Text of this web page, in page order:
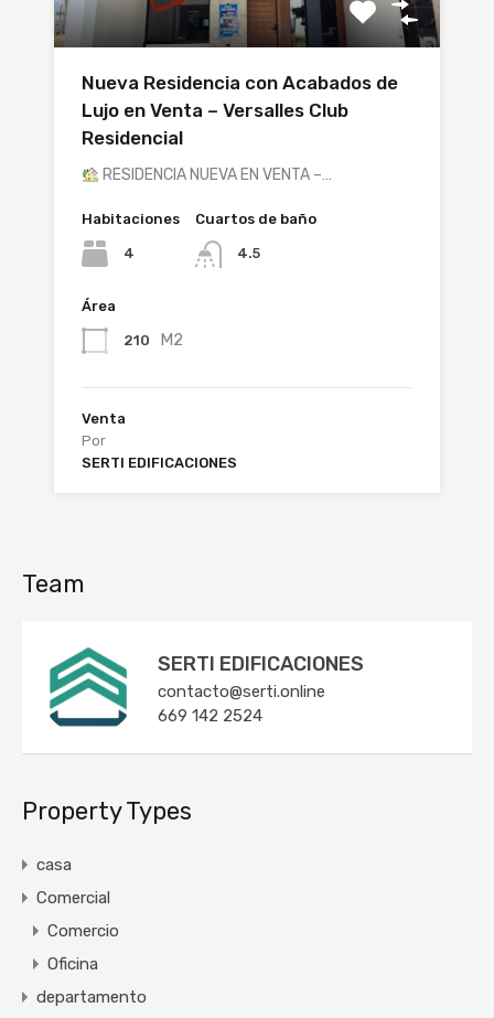
Nueva Residencia con Acabados de
Lujo en Venta – Versalles Club
Residencial
RESIDENCIA NUEVA EN VENTA –…
Habitaciones
4
Cuartos de baño
4.5
Área
210 M2
Venta
Por
SERTI EDIFICACIONES
Team
SERTI EDIFICACIONES
contacto@serti.online
669 142 2524
Property Types
casa
Comercial
Comercio
Oficina
departamento